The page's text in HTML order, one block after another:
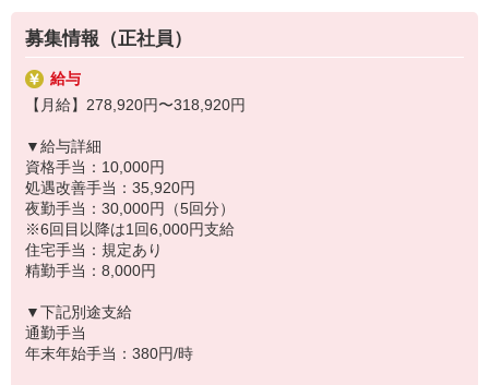
◆成果に応じた特別報酬
施設運営への貢献やチームワーク、売上への寄与など多角的に日々
の努力を評価し、賞与とは別に特別報酬を支給します。「目に見え
る評価」でやりがいを感じながら、仕事へのモチベーションを高め
られる制度です。努力が収入アップに直結する環境で、自分の可能
◆フォローアップ体制万全
そよ風では充実したフォローアップ体制を整えています。経験や年
齢、職種に関わらず、OJT制度で先輩スタッフが丁寧に指導。定期
的な面談やフォロー研修も実施し、疑問や不安をその場で解消でき
ます。さらに、各種資格の取得支援制度もあり、スキルアップをし
っかりサポート。長く安心して働ける環境です。
募集情報（正社員）
給与
【月給】278,920円〜318,920円
▼給与詳細
資格手当：10,000円
処遇改善手当：35,920円
夜勤手当：30,000円（5回分）
※6回目以降は1回6,000円支給
住宅手当：規定あり
精勤手当：8,000円
▼下記別途支給
通勤手当
年末年始手当：380円/時